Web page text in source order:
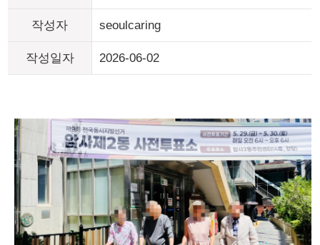
작성자 seoulcaring
작성일자 2026-06-02